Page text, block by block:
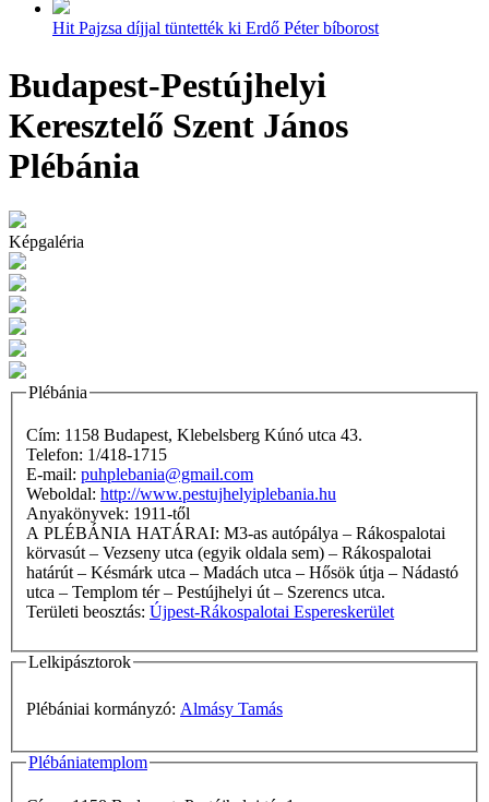
Hit Pajzsa díjjal tüntették ki Erdő Péter bíborost
Budapest-Pestújhelyi
Keresztelő Szent János
Plébánia
Képgaléria
Plébánia
Cím: 1158 Budapest, Klebelsberg Kúnó utca 43.
Telefon: 1/418-1715
E-mail: puhplebania@gmail.com
Weboldal: http://www.pestujhelyiplebania.hu
Anyakönyvek: 1911-től
A PLÉBÁNIA HATÁRAI: M3-as autópálya – Rákospalotai
körvasút – Vezseny utca (egyik oldala sem) – Rákospalotai
határút – Késmárk utca – Madách utca – Hősök útja – Nádastó
utca – Templom tér – Pestújhelyi út – Szerencs utca.
Területi beosztás: Újpest-Rákospalotai Espereskerület
Lelkipásztorok
Plébániai kormányzó: Almásy Tamás
Plébániatemplom